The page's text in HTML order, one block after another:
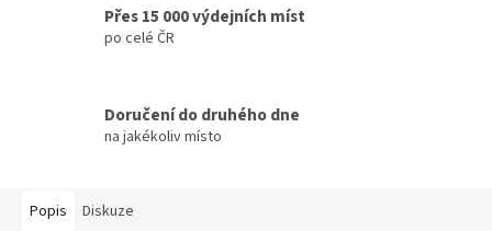
Přes 15 000 výdejních míst
po celé ČR
Doručení do druhého dne
na jakékoliv místo
Popis Diskuze